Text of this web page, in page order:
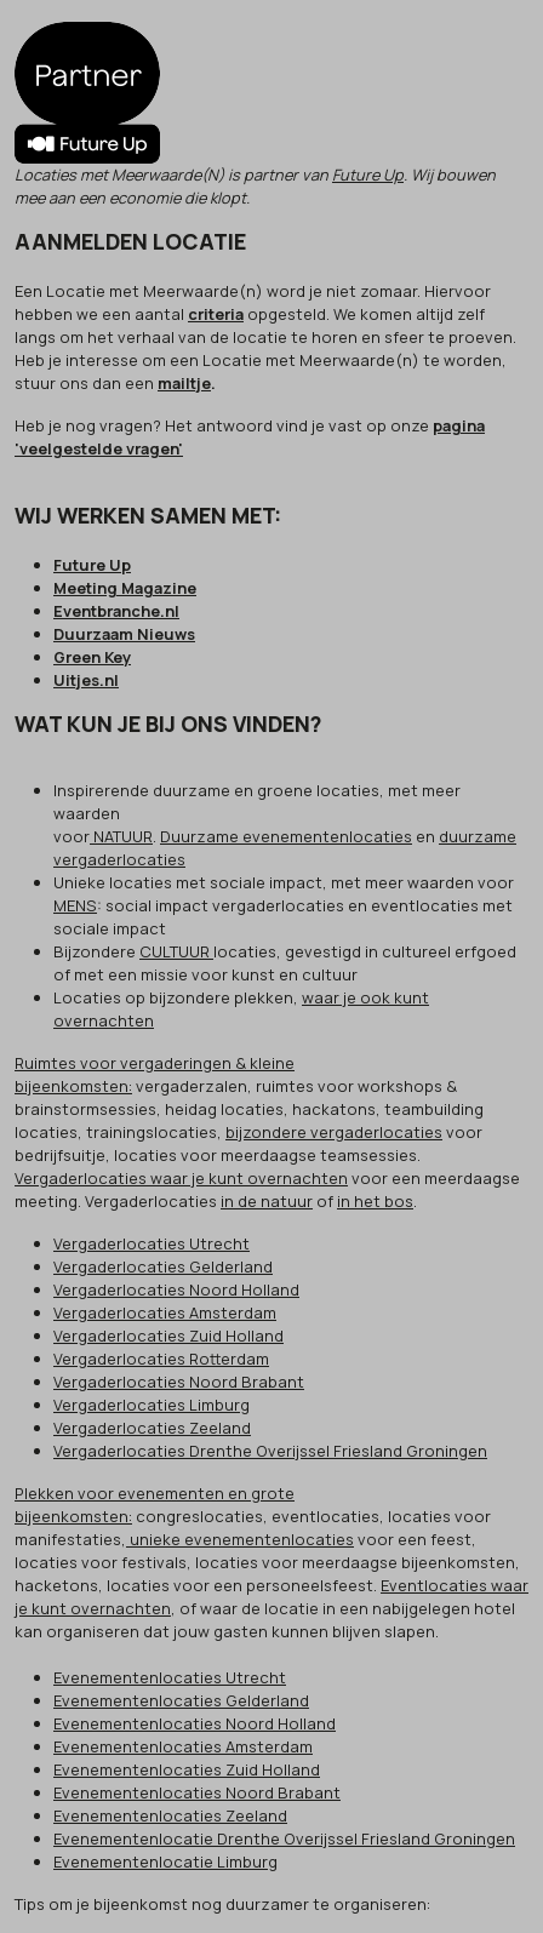
Locaties met Meerwaarde(N) is partner van Future Up. Wij bouwen
mee aan een economie die klopt.
AANMELDEN LOCATIE
Een Locatie met Meerwaarde(n) word je niet zomaar. Hiervoor
hebben we een aantal criteria opgesteld. We komen altijd zelf
langs om het verhaal van de locatie te horen en sfeer te proeven.
Heb je interesse om een Locatie met Meerwaarde(n) te worden,
stuur ons dan een mailtje.
Heb je nog vragen? Het antwoord vind je vast op onze pagina
'veelgestelde vragen'
WIJ WERKEN SAMEN MET:
Future Up
Meeting Magazine
Eventbranche.nl
Duurzaam Nieuws
Green Key
Uitjes.nl
WAT KUN JE BIJ ONS VINDEN?
Inspirerende duurzame en groene locaties, met meer
waarden
voor NATUUR. Duurzame evenementenlocaties en duurzame
vergaderlocaties
Unieke locaties met sociale impact, met meer waarden voor
MENS: social impact vergaderlocaties en eventlocaties met
sociale impact
Bijzondere CULTUUR locaties, gevestigd in cultureel erfgoed
of met een missie voor kunst en cultuur
Locaties op bijzondere plekken, waar je ook kunt
overnachten
Ruimtes voor vergaderingen & kleine
bijeenkomsten: vergaderzalen, ruimtes voor workshops &
brainstormsessies, heidag locaties, hackatons, teambuilding
locaties, trainingslocaties, bijzondere vergaderlocaties voor
bedrijfsuitje, locaties voor meerdaagse teamsessies.
Vergaderlocaties waar je kunt overnachten voor een meerdaagse
meeting. Vergaderlocaties in de natuur of in het bos.
Vergaderlocaties Utrecht
Vergaderlocaties Gelderland
Vergaderlocaties Noord Holland
Vergaderlocaties Amsterdam
Vergaderlocaties Zuid Holland
Vergaderlocaties Rotterdam
Vergaderlocaties Noord Brabant
Vergaderlocaties Limburg
Vergaderlocaties Zeeland
Vergaderlocaties Drenthe Overijssel Friesland Groningen
Plekken voor evenementen en grote
bijeenkomsten: congreslocaties, eventlocaties, locaties voor
manifestaties, unieke evenementenlocaties voor een feest,
locaties voor festivals, locaties voor meerdaagse bijeenkomsten,
hacketons, locaties voor een personeelsfeest. Eventlocaties waar
je kunt overnachten, of waar de locatie in een nabijgelegen hotel
kan organiseren dat jouw gasten kunnen blijven slapen.
Evenementenlocaties Utrecht
Evenementenlocaties Gelderland
Evenementenlocaties Noord Holland
Evenementenlocaties Amsterdam
Evenementenlocaties Zuid Holland
Evenementenlocaties Noord Brabant
Evenementenlocaties Zeeland
Evenementenlocatie Drenthe Overijssel Friesland Groningen
Evenementenlocatie Limburg
Tips om je bijeenkomst nog duurzamer te organiseren: